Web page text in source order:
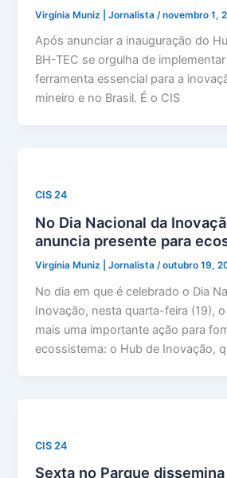
Virgínia Muniz | Jornalista /novembro 1,
Após anunciar a inauguração do
BH-TEC se orgulha de
ferramenta essencial para a
mineiro e no Brasil. É o CIS
CIS 24
No Dia Nacional da
anuncia presente para
Virgínia Muniz | Jornalista/outubro 19,
No dia em que é celebrado o Dia
Inovação, nesta quarta-feira (19),
mais uma importante ação para
ecossistema: o Hub de Inovação,
CIS 24
Sexta no Parque dissemina